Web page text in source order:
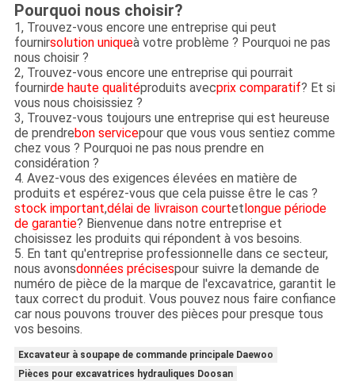
Pourquoi nous choisir?
1, Trouvez-vous encore une entreprise qui peut
fournirsolution uniqueà votre problème ? Pourquoi ne pas
nous choisir ?
2, Trouvez-vous encore une entreprise qui pourrait
fournirde haute qualitéproduits avecprix comparatif? Et si
vous nous choisissiez ?
3, Trouvez-vous toujours une entreprise qui est heureuse
de prendrebon servicepour que vous vous sentiez comme
chez vous ? Pourquoi ne pas nous prendre en
considération ?
4. Avez-vous des exigences élevées en matière de
produits et espérez-vous que cela puisse être le cas ?
stock important,délai de livraison courtet longue période
de garantie? Bienvenue dans notre entreprise et
choisissez les produits qui répondent à vos besoins.
5. En tant qu'entreprise professionnelle dans ce secteur,
nous avonsdonnées précisespour suivre la demande de
numéro de pièce de la marque de l'excavatrice, garantit le
taux correct du produit. Vous pouvez nous faire confiance
car nous pouvons trouver des pièces pour presque tous
vos besoins.
Excavateur à soupape de commande principale Daewoo
Pièces pour excavatrices hydrauliques Doosan